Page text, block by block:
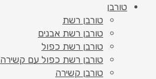
טורבן
טורבן רשת
טורבן רשת אבנים
טורבן רשת כפול
טורבן רשת כפול עם קשירה
טורבן קשירה